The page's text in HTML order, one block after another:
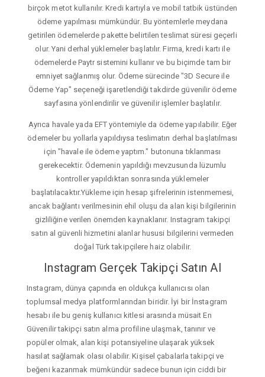
birçok metot kullanılır. Kredi kartıyla ve mobil tatbik üstünden
ödeme yapılması mümkündür. Bu yöntemlerle meydana
getirilen ödemelerde pakette belirtilen teslimat süresi geçerli
olur. Yani derhal yüklemeler başlatılır. Firma, kredi kartı ile
ödemelerde Paytr sistemini kullanır ve bu biçimde tam bir
emniyet sağlanmış olur. Ödeme sürecinde "3D Secure ile
Ödeme Yap" seçeneği işaretlendiği takdirde güvenilir ödeme
sayfasına yönlendirilir ve güvenilir işlemler başlatılır.
Ayrıca havale yada EFT yöntemiyle da ödeme yapılabilir. Eğer
ödemeler bu yollarla yapıldıysa teslimatın derhal başlatılması
için "havale ile ödeme yaptım." butonuna tıklanması
gerekecektir. Ödemenin yapıldığı mevzusunda lüzumlu
kontroller yapıldıktan sonrasında yüklemeler
başlatılacaktır.Yükleme için hesap şifrelerinin istenmemesi,
ancak bağlantı verilmesinin ehil oluşu da alan kişi bilgilerinin
gizliliğine verilen önemden kaynaklanır. Instagram takipçi
satın al güvenli hizmetini alanlar hususi bilgilerini vermeden
doğal Türk takipçilere haiz olabilir.
Instagram Gerçek Takipçi Satın Al
Instagram, dünya çapında en oldukça kullanıcısı olan
toplumsal medya platformlarından biridir. İyi bir İnstagram
hesabı ile bu geniş kullanıcı kitlesi arasında müsait En
Güvenilir takipçi satın alma profiline ulaşmak, tanınır ve
popüler olmak, alan kişi potansiyeline ulaşarak yüksek
hasılat sağlamak olası olabilir. Kişisel çabalarla takipçi ve
beğeni kazanmak mümkündür sadece bunun için ciddi bir